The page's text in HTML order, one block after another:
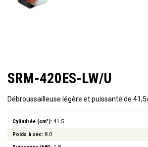
SRM-420ES-LW/U
Débroussailleuse légère et puissante de
Cylindrée (cm³): 41.5
Poids à sec: 8.0